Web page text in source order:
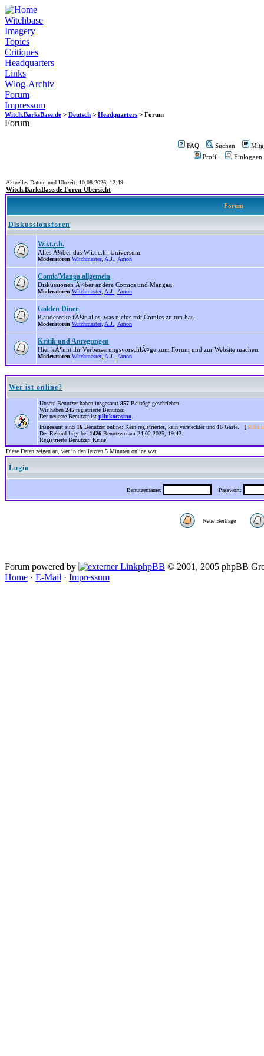
Witchbase
Imagery
Topics
Critiques
Headquarters
Links
Wlog-Archiv
Forum
Impressum
Witch.BarksBase.de > Deutsch > Headquarters > Forum
Forum
FAQ Suchen
Profil
Aktuelles Datum und Uhrzeit: 10.08.2026, 12:49
Witch.BarksBase.de Foren-Übersicht
Forum
Diskussionsforen
W.i.t.c.h.
Alles Ã¼ber das W.i.t.c.h.-Universum.
Moderatoren Witchmaster, A.J. Amon
Comic/Manga allgemein
Diskussionen Ã¼ber andere Comics und Mangas.
Moderatoren Witchmaster, A.J. Amon
Golden Diner
Plauderecke fÃ¼r alles, was nichts mit Comics zu tun hat.
Moderatoren Witchmaster, A.J. Amon
Kritik und Anregungen
Hier kÃ¶nnt ihr VerbesserungsvorschlÃ¤ge zum Forum und zur Website machen.
Moderatoren Witchmaster, A.J. Amon
Wer ist online?
Unsere Benutzer haben insgesamt 857 Beiträge geschrieben.
Wir haben 245 registrierte Benutzer.
Der neueste Benutzer ist plinkocasino
Insgesamt sind 16 Benutzer online: Kein registrierter, kein versteckter und 16 Gäste. [
Der Rekord liegt bei 1426 Benutzern am 24.02.2025, 19:42.
Registrierte Benutzer: Keine
Diese Daten zeigen an, wer in den letzten 5 Minuten online war.
Login
Benutzername: Passwort:
Neue Beiträge
Forum powered by phpBB © 2001, 2005 phpBB
Home · E-Mail · Impressum